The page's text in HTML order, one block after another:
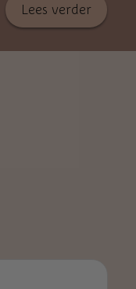
Lees verder